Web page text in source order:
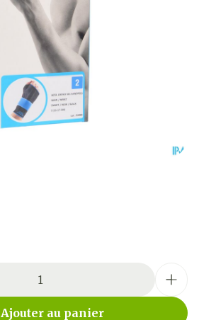
Ajouter au panier